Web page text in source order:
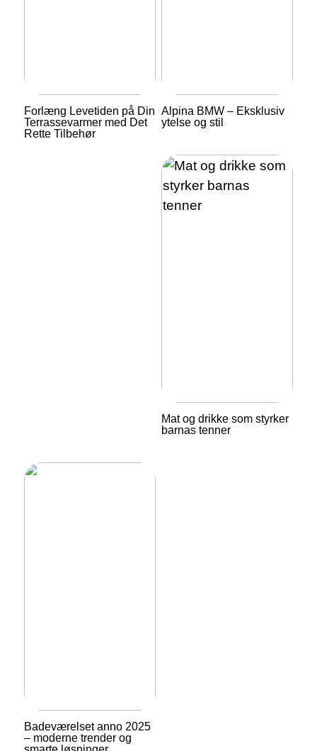
Forlæng Levetiden på Din
Terrassevarmer med Det
Rette Tilbehør
Alpina BMW – Eksklusiv
ytelse og stil
Mat og drikke som styrker
barnas tenner
Badeværelset anno 2025
– moderne trender og